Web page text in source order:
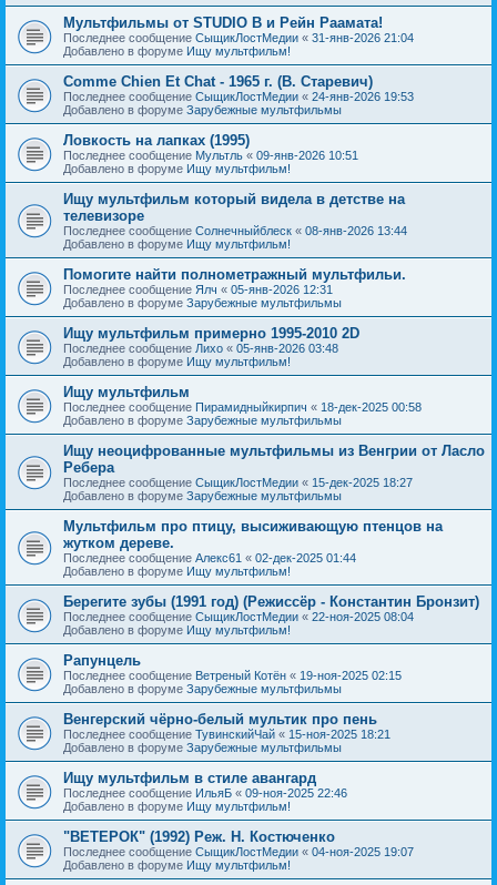
Мультфильмы от STUDIO B и Рейн Раамата!
Последнее сообщение СыщикЛостМедии « 31-янв-2026 21:04
Добавлено в форуме Ищу мультфильм!
Comme Chien Et Chat - 1965 г. (В. Старевич)
Последнее сообщение СыщикЛостМедии « 24-янв-2026 19:53
Добавлено в форуме Зарубежные мультфильмы
Ловкость на лапках (1995)
Последнее сообщение Мультль « 09-янв-2026 10:51
Добавлено в форуме Ищу мультфильм!
Ищу мультфильм который видела в детстве на
телевизоре
Последнее сообщение Солнечныйблеск « 08-янв-2026 13:44
Добавлено в форуме Ищу мультфильм!
Помогите найти полнометражный мультфильи.
Последнее сообщение Ялч « 05-янв-2026 12:31
Добавлено в форуме Зарубежные мультфильмы
Ищу мультфильм примерно 1995-2010 2D
Последнее сообщение Лихо « 05-янв-2026 03:48
Добавлено в форуме Ищу мультфильм!
Ищу мультфильм
Последнее сообщение Пирамидныйкирпич « 18-дек-2025 00:58
Добавлено в форуме Зарубежные мультфильмы
Ищу неоцифрованные мультфильмы из Венгрии от Ласло
Ребера
Последнее сообщение СыщикЛостМедии « 15-дек-2025 18:27
Добавлено в форуме Зарубежные мультфильмы
Мультфильм про птицу, высиживающую птенцов на
жутком дереве.
Последнее сообщение Алекс61 « 02-дек-2025 01:44
Добавлено в форуме Ищу мультфильм!
Берегите зубы (1991 год) (Режиссёр - Константин Бронзит)
Последнее сообщение СыщикЛостМедии « 22-ноя-2025 08:04
Добавлено в форуме Ищу мультфильм!
Рапунцель
Последнее сообщение Ветреный Котён « 19-ноя-2025 02:15
Добавлено в форуме Зарубежные мультфильмы
Венгерский чёрно-белый мультик про пень
Последнее сообщение ТувинскийЧай « 15-ноя-2025 18:21
Добавлено в форуме Зарубежные мультфильмы
Ищу мультфильм в стиле авангард
Последнее сообщение ИльяБ « 09-ноя-2025 22:46
Добавлено в форуме Ищу мультфильм!
"ВЕТЕРОК" (1992) Реж. Н. Костюченко
Последнее сообщение СыщикЛостМедии « 04-ноя-2025 19:07
Добавлено в форуме Ищу мультфильм!